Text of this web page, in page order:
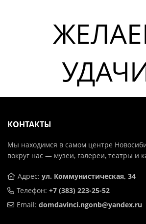
КОНТАКТЫ
Мы находимся в самом центре
вокруг нас — музеи, галереи, театры и
Адрес: ул. Коммунистическая, 34
Телефон: +7 (383) 223-25-52
Email: domdavinci.ngonb@yandex.ru